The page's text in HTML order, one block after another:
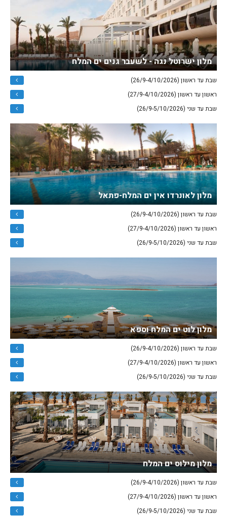
מלון ישרוטל נגה - לשעבר גנים ים המלח
שבת עד ראשון (26/9-4/10/2026)
ראשון עד ראשון (27/9-4/10/2026)
שבת עד שני (26/9-5/10/2026)
מלון לאונרדו אין ים המלח-פתאל
שבת עד ראשון (26/9-4/10/2026)
ראשון עד ראשון (27/9-4/10/2026)
שבת עד שני (26/9-5/10/2026)
מלון לוט ים המלח וספא
שבת עד ראשון (26/9-4/10/2026)
ראשון עד ראשון (27/9-4/10/2026)
שבת עד שני (26/9-5/10/2026)
מלון מילוס ים המלח
שבת עד ראשון (26/9-4/10/2026)
ראשון עד ראשון (27/9-4/10/2026)
שבת עד שני (26/9-5/10/2026)